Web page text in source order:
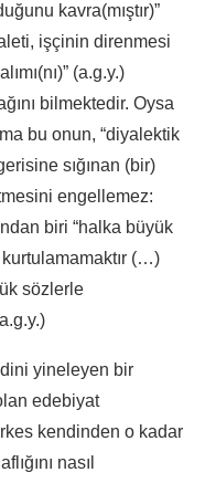
kavra(mıştır)”
işçinin direnmesi
(a.g.y.)
bilmektedir. Oysa
bu onun, “diyalektik
sığınan (bir)
engellemez:
biri “halka büyük
(…)
sözlerle
yineleyen bir
edebiyat
kendinden o kadar
nasıl